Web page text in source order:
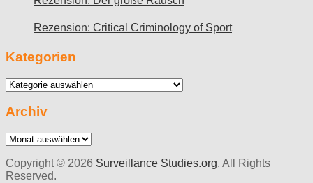
Rezension: Critical Criminology of Sport
Kategorien
Kategorien
Archiv
Archiv
Copyright © 2026 Surveillance Studies.org. All Rights
Reserved.